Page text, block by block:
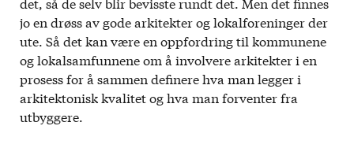
jo en drøss av gode arkitekter og lokalforeninger der
ute. Så det kan være en oppfordring til kommunene
og lokalsamfunnene om å involvere arkitekter i en
prosess for å sammen definere hva man legger i
arkitektonisk kvalitet og hva man forventer fra
utbyggere.